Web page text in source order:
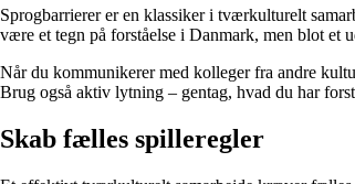
Sprogbarrierer er en klassiker i tværkulturelt
være et tegn på forståelse i Danmark, men blot et
Når du kommunikerer med kolleger fra andre
Brug også aktiv lytning – gentag, hvad du har
Skab fælles spilleregler